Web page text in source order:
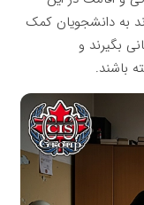
به دانشجویان کمک
بگیرند و
باشند.